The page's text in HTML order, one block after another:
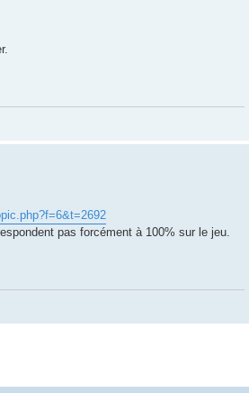
pas forcément à 100% sur le jeu.